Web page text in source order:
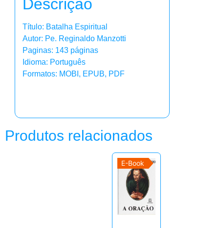
Descrição
Título: Batalha Espiritual
Autor: Pe. Reginaldo Manzotti
Paginas: 143 páginas
Idioma: Português
Formatos: MOBI, EPUB, PDF
Produtos relacionados
E-Book